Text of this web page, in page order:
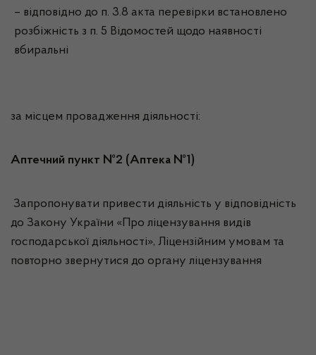
– відповідно до п. 3.8 акта перевірки встановлено
розбіжність з п. 5 Відомостей щодо наявності
вбиральні
за місцем провадження діяльності:
Аптечний пункт №2 (Аптека №1)
Запропонувати привести діяльність у відповідність
до Закону України «Про ліцензування видів
господарської діяльності», Ліцензійним умовам та
повторно звернутися до органу ліцензування